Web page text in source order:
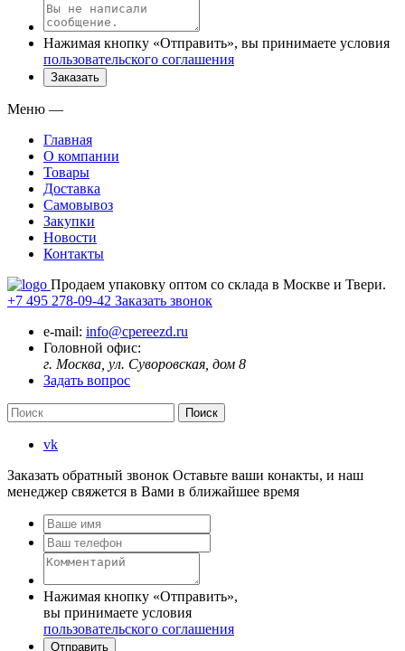
Нажимая кнопку «Отправить», вы принимаете условия
пользовательского соглашения
Заказать
Меню —
Главная
О компании
Товары
Доставка
Самовывоз
Закупки
Новости
Контакты
Продаем упаковку оптом со склада в Москве и Твери.
+7 495 278-09-42 Заказать звонок
e-mail: info@cpereezd.ru
Головной офис:
г. Москва, ул. Суворовская, дом 8
Задать вопрос
vk
Заказать обратный звонок Оставьте ваши конакты, и наш
менеджер свяжется в Вами в ближайшее время
Нажимая кнопку «Отправить»,
вы принимаете условия
пользовательского соглашения
Отправить